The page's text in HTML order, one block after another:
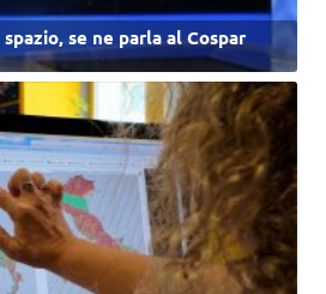
se ne parla al Cospar